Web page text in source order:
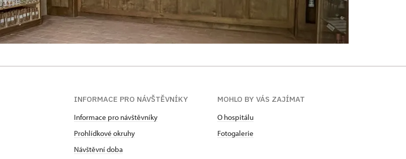
INFORMACE PRO NÁVŠTĚVNÍKY
Informace pro návštěvníky
Prohlídkové okruhy
Návštěvní doba
MOHLO BY VÁS ZAJÍMAT
O hospitálu
Fotogalerie